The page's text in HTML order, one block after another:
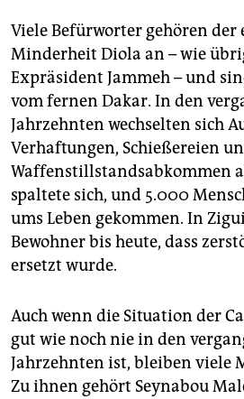
Separatisten wurden aus Guinea-
Ihr Führer Abbé Diamacoune
Viele Befürworter gehören der
Minderheit Diola an – wie
Expräsident Jammeh – und
vom fernen Dakar. In den
Jahrzehnten wechselten sich
Verhaftungen, Schießereien
Waffenstillstandsabkommen
spaltete sich, und 5.000
ums Leben gekommen. In
Bewohner bis heute, dass
ersetzt wurde.
Auch wenn die Situation der
gut wie noch nie in den
Jahrzehnten ist, bleiben viele
Zu ihnen gehört Seynabou